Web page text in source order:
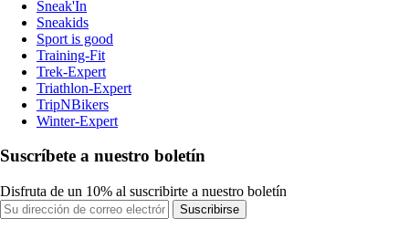
Sneak'In
Sneakids
Sport is good
Training-Fit
Trek-Expert
Triathlon-Expert
TripNBikers
Winter-Expert
Suscríbete a nuestro boletín
Disfruta de un 10% al suscribirte a nuestro boletín
Suscribirse